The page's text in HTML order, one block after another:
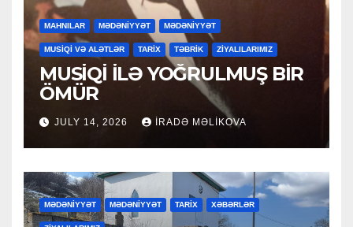
MAHNILAR MƏDƏNİYYƏT MƏDƏNİYYƏT
MUSİQİ VƏ ALƏTLƏR TARİX TƏBRİK ZİYALILARIMIZ
MUSİQİ İLƏ YOĞRULMUŞ BİR
ÖMÜR
JULY 14, 2026 İRADƏ MƏLIKOVA
MƏDƏNİYYƏT MƏDƏNİYYƏT TARİX XƏBƏRLƏR